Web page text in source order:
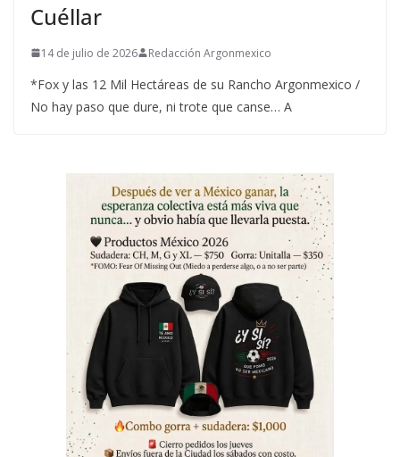
Cuéllar
14 de julio de 2026 Redacción Argonmexico
*Fox y las 12 Mil Hectáreas de su Rancho Argonmexico /
No hay paso que dure, ni trote que canse… A